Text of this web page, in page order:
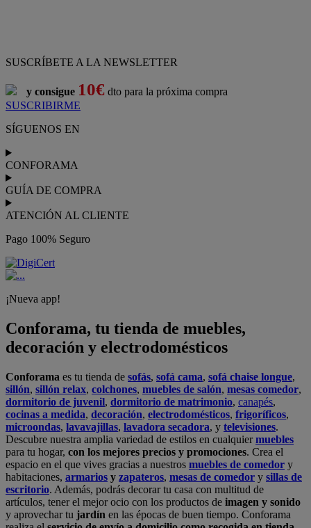
SUSCRÍBETE A LA NEWSLETTER
y consigue 10€ dto para la próxima compra
SUSCRIBIRME
SÍGUENOS EN
CONFORAMA
GUÍA DE COMPRA
ATENCIÓN AL CLIENTE
Pago 100% Seguro
¡Nueva app!
Conforama, tu tienda de muebles,
decoración y electrodomésticos
Conforama es tu tienda de sofás, sofá cama, sofá chaise longue,
sillón, sillón relax, colchones, muebles de salón, mesas comedor,
dormitorio de juvenil, dormitorio de matrimonio, canapés,
cocinas a medida, decoración, electrodomésticos, frigoríficos,
microondas, lavavajillas, lavadora secadora, y televisiones.
Descubre nuestra amplia variedad de estilos en cualquiermuebles
para tu hogar, con los mejores precios y promociones. Crea el
espacio en el que vives gracias a nuestros muebles de comedor y
habitaciones, armarios y zapateros, mesas de comedor y sillas de
escritorio. Además, podrás decorar tu casa con multitud de
artículos, tener el mejor ocio con los productos de imagen y sonido
y aprovechar tu jardín en las épocas de buen tiempo. Conforama